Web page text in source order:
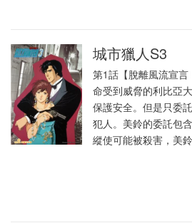
城市獵人S3
第1話【脫離風流宣
命受到威脅的利比亞
保護安全。但是只委
犯人。美鈴的委託包
縱使可能被殺害，美